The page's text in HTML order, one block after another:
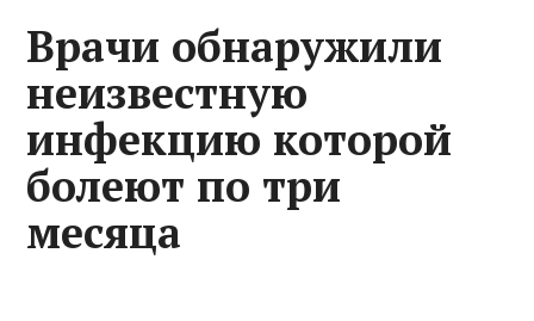
Врачи обнаружили
неизвестную
инфекцию которой
болеют по три
месяца